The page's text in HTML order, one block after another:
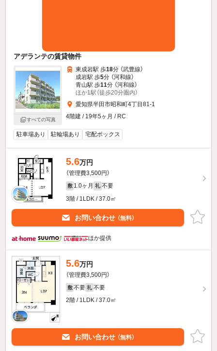
アデランテの賃貸物件
すべての写真
東成岩駅 歩18分 （武豊線）
成岩駅 歩5分 （河和線）
青山駅 歩11分 （河和線）
ほか1駅（徒歩20分圏内）
愛知県半田市昭和町4丁目81-1
4階建 / 19年5ヶ月 / RC
駐車場あり 駐輪場あり 宅配ボックス
5.6万円
（管理費3,500円）
敷 1.0ヶ月 礼 不要
3階 / 1LDK / 37.0㎡
お問い合わせ （無料）
ほか提供
5.6万円
（管理費3,500円）
敷 不要 礼 不要
2階 / 1LDK / 37.0㎡
お問い合わせ （無料）